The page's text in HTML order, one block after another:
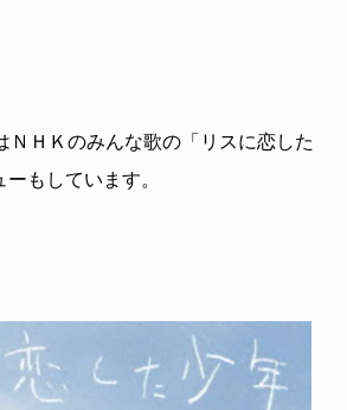
ＮＨＫのみんな歌の「リスに恋した
もしています。